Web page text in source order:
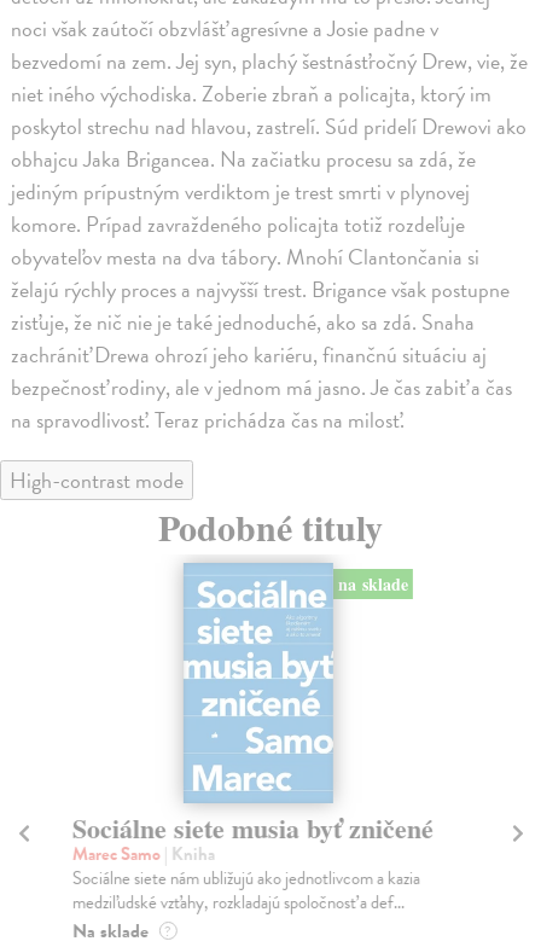
noci však zaútočí obzvlášť agresívne a Josie padne v
bezvedomí na zem. Jej syn, plachý šestnásťročný Drew, vie, že
niet iného východiska. Zoberie zbraň a policajta, ktorý im
poskytol strechu nad hlavou, zastrelí. Súd pridelí Drewovi ako
obhajcu Jaka Brigancea. Na začiatku procesu sa zdá, že
jediným prípustným verdiktom je trest smrti v plynovej
komore. Prípad zavraždeného policajta totiž rozdeľuje
obyvateľov mesta na dva tábory. Mnohí Clantončania si
želajú rýchly proces a najvyšší trest. Brigance však postupne
zisťuje, že nič nie je také jednoduché, ako sa zdá. Snaha
zachrániť Drewa ohrozí jeho kariéru, finančnú situáciu aj
bezpečnosť rodiny, ale v jednom má jasno. Je čas zabiť a čas
na spravodlivosť. Teraz prichádza čas na milosť.
High-contrast mode
Podobné tituly
na sklade
Sociálne siete musia byť zničené
Marec Samo| Kniha
Sociálne siete nám ubližujú ako jednotlivcom a kazia
medziľudské vzťahy, rozkladajú spoločnosť a def...
Na sklade ?